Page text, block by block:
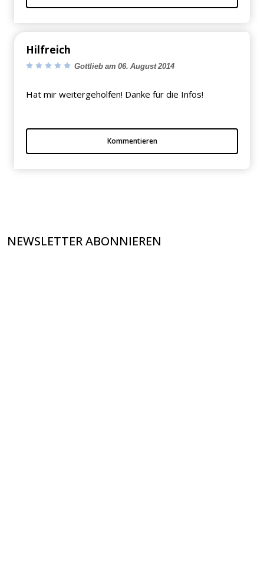
Hilfreich
Gottlieb am 06. August 2014
Hat mir weitergeholfen! Danke für die Infos!
Kommentieren
NEWSLETTER ABONNIEREN
VERPASSEN